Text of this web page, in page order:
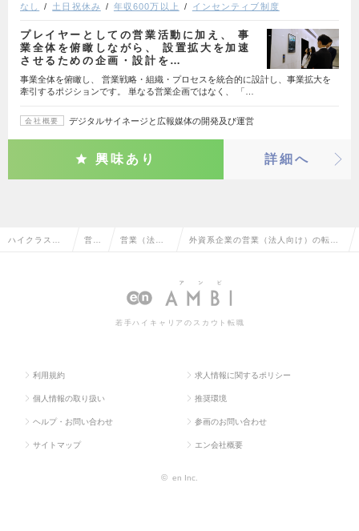
なし
土日祝休み 年収600万以上 インセンティブ制度
プレイヤーとしての営業活動に加え、 事
業全体を俯瞰しながら、 設置拡大を加速
させるための企画・設計を…
事業全体を俯瞰し、 営業戦略・組織・プロセスを統合的に設計し、事業拡大を
牽引するポジションです。 単なる営業企画ではなく、 「…
会社概要 デジタルサイネージと広報媒体の開発及び運営
興味あり 詳細へ
ハイクラス求 営業 営業（法人 外資系企業の営業（法人向け）の転
若手ハイキャリアのスカウト転職
利用規約 求人情報に関するポリシー
個人情報の取り扱い 推奨環境
ヘルプ・お問い合わせ 参画のお問い合わせ
サイトマップ エン会社概要
© en Inc.